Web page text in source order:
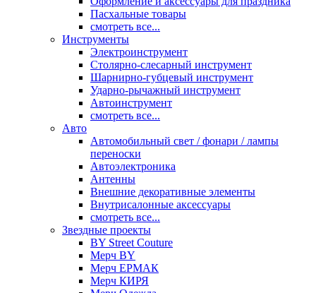
Пасхальные товары
смотреть все...
Инструменты
Электроинструмент
Столярно-слесарный инструмент
Шарнирно-губцевый инструмент
Ударно-рычажный инструмент
Автоинструмент
смотреть все...
Авто
Автомобильный свет / фонари / лампы
переноски
Автоэлектроника
Антенны
Внешние декоративные элементы
Внутрисалонные аксессуары
смотреть все...
Звездные проекты
BY Street Couture
Мерч BY
Мерч ЕРМАК
Мерч КИРЯ